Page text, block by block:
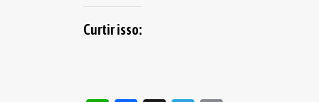
Curtir isso: